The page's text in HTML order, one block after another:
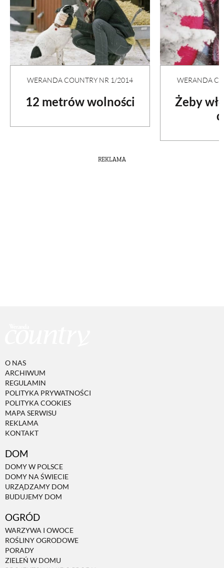
WERANDA COUNTRY NR 1/2014
12 metrów wolności
WERANDA
Żeby
REKLAMA
O NAS
ARCHIWUM
REGULAMIN
POLITYKA PRYWATNOŚCI
POLITYKA COOKIES
MAPA SERWISU
REKLAMA
KONTAKT
DOM
DOMY W POLSCE
DOMY NA ŚWIECIE
URZĄDZAMY DOM
BUDUJEMY DOM
OGRÓD
WARZYWA I OWOCE
ROŚLINY OGRODOWE
PORADY
ZIELEŃ W DOMU